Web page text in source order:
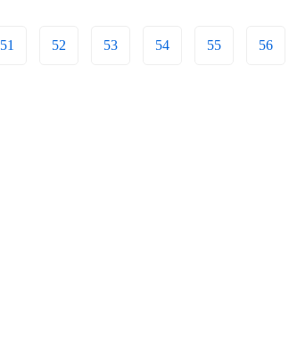
51 52 53 54 55 56